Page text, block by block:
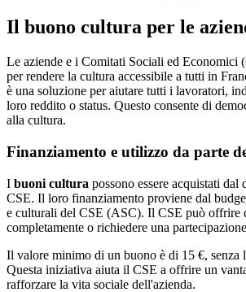
Il buono cultura per le
Le aziende e i Comitati Sociali ed Economici
per rendere la cultura accessibile a tutti in
è una soluzione per aiutare tutti i lavoratori,
loro reddito o status. Questo consente di
alla cultura.
Finanziamento e utilizzo da parte
I buoni cultura possono essere acquistati dal
CSE. Il loro finanziamento proviene dal
e culturali del CSE (ASC). Il CSE può offrire
completamente o richiedere una
Il valore minimo di un buono è di 15 €, senza
Questa iniziativa aiuta il CSE a offrire un
rafforzare la vita sociale dell'azienda.